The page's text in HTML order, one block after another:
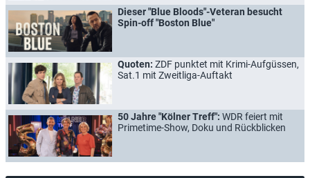
Dieser "Blue Bloods"-Veteran besucht
Spin-off "Boston Blue"
Quoten: ZDF punktet mit Krimi-Aufgüssen,
Sat.1 mit Zweitliga-Auftakt
50 Jahre "Kölner Treff": WDR feiert mit
Primetime-Show, Doku und Rückblicken